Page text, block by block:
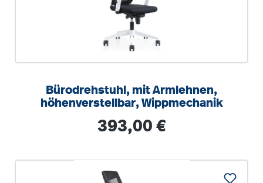
Bürodrehstuhl, mit Armlehnen,
höhenverstellbar, Wippmechanik
Regulärer Preis:
393,00 €